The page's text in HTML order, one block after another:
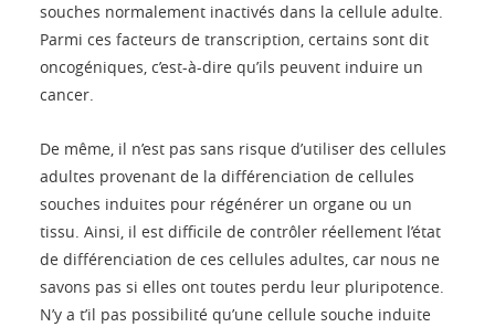
souches normalement inactivés dans la cellule adulte.
Parmi ces facteurs de transcription, certains sont dit
oncogéniques, c’est-à-dire qu’ils peuvent induire un
cancer.
De même, il n’est pas sans risque d’utiliser des cellules
adultes provenant de la différenciation de cellules
souches induites pour régénérer un organe ou un
tissu. Ainsi, il est difficile de contrôler réellement l’état
de différenciation de ces cellules adultes, car nous ne
savons pas si elles ont toutes perdu leur pluripotence.
N’y a t’il pas possibilité qu’une cellule souche induite